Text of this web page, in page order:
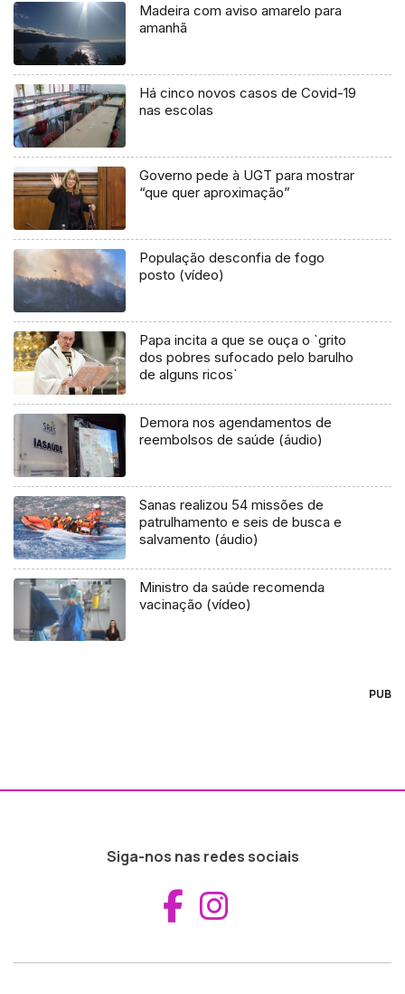
Madeira com aviso amarelo para
amanhã
Há cinco novos casos de Covid-19
nas escolas
Governo pede à UGT para mostrar
“que quer aproximação”
População desconfia de fogo
posto (vídeo)
Papa incita a que se ouça o `grito
dos pobres sufocado pelo barulho
de alguns ricos`
Demora nos agendamentos de
reembolsos de saúde (áudio)
Sanas realizou 54 missões de
patrulhamento e seis de busca e
salvamento (áudio)
Ministro da saúde recomenda
vacinação (vídeo)
PUB
Siga-nos nas redes sociais
Aceder ao